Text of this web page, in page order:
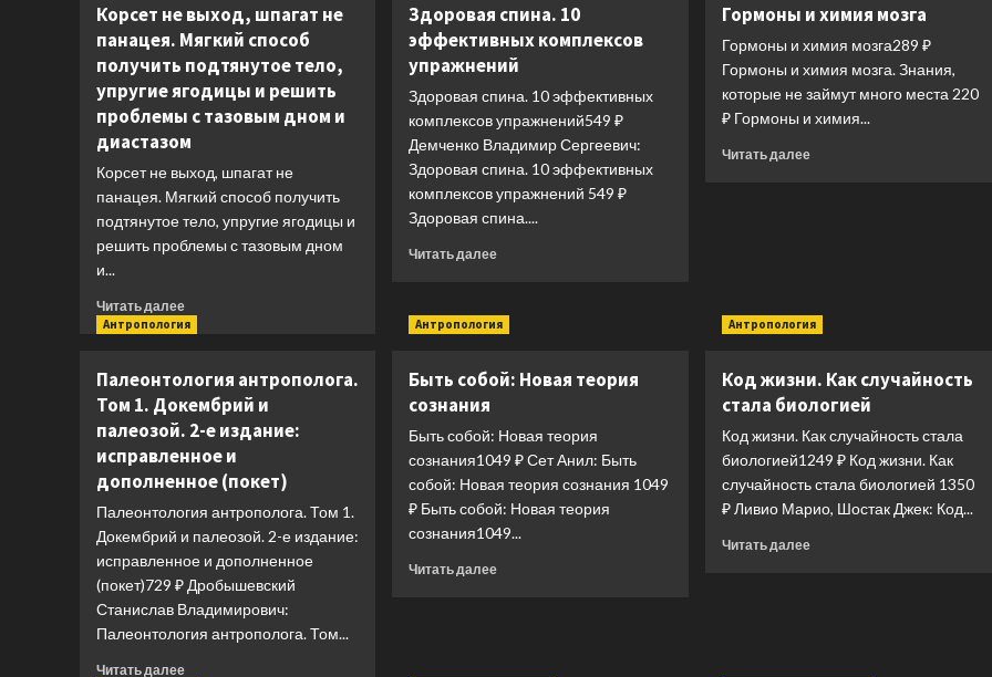
Что
углеводы
со
здоровьем,
мышлением
и
и
мозг.
Как
бактерии
исцеляют
и
защищают
ваш
Pocketbooks
35
превратиться
в
бабушку.
Корсет не выход, шпагат не
панацея. Мягкий способ
получить подтянутое тело,
упругие ягодицы и решить
проблемы с тазовым дном и
диастазом
Корсет не выход, шпагат не
панацея. Мягкий способ получить
подтянутое тело, упругие ягодицы и
решить проблемы с тазовым дном
и...
Читать далееПрочитать
больше
не
выход,
шпагат
не
панацея.
Мягкий
способ
получить
подтянутое
тело,
упругие
ягодицы
и
Здоровая спина. 10
эффективных комплексов
упражнений
Здоровая спина. 10 эффективных
комплексов упражнений549 ₽
Демченко Владимир Сергеевич:
Здоровая спина. 10 эффективных
комплексов упражнений 549 ₽
Здоровая спина....
Читать далееПрочитать
Здоровая
спина.
эффективных
Гормоны и химия мозга
Гормоны и химия мозга289 ₽
Гормоны и химия мозга. Знания,
которые не займут много места 220
₽ Гормоны и химия...
Читать далееПрочитать
Антропология
Палеонтология антрополога.
Том 1. Докембрий и
палеозой. 2-е издание:
исправленное и
дополненное (покет)
Палеонтология антрополога. Том 1.
Докембрий и палеозой. 2-е издание:
исправленное и дополненное
(покет)729 ₽ Дробышевский
Станислав Владимирович:
Палеонтология антрополога. Том...
Читать далееПрочитать
Антропология
Быть собой: Новая теория
сознания
Быть собой: Новая теория
сознания1049 ₽ Сет Анил: Быть
собой: Новая теория сознания 1049
₽ Быть собой: Новая теория
сознания1049...
Читать далееПрочитать
Антропология
Код жизни. Как случайность
стала биологией
Код жизни. Как случайность стала
биологией1249 ₽ Код жизни. Как
случайность стала биологией 1350
₽ Ливио Марио, Шостак Джек: Код...
Читать далееПрочитать